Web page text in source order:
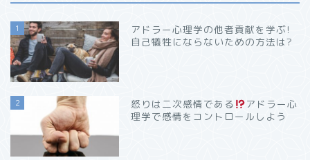
1
アドラー心理学の他者貢献を学ぶ!
自己犠牲にならないための方法は?
2 怒りは二次感情である
アドラー心
理学で感情をコントロールしよう